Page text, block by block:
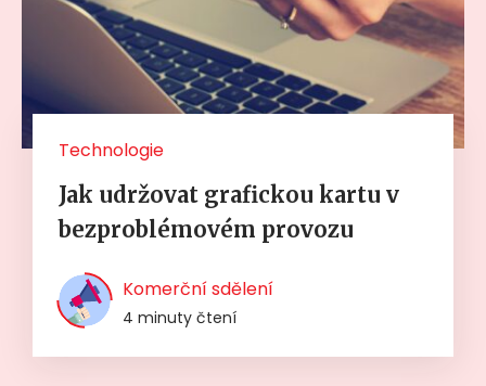
Technologie
Jak udržovat grafickou kartu v
bezproblémovém provozu
Komerční sdělení
4 minuty čtení